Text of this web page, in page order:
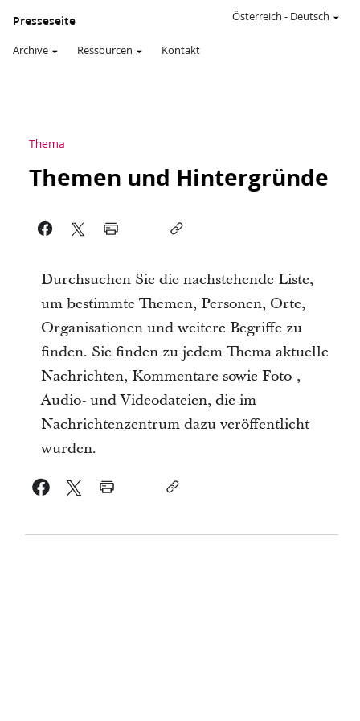
Presseseite
Archive Ressourcen Kontakt
Österreich - Deutsch
Thema
Themen und Hintergründe
Durchsuchen Sie die nachstehende Liste,
um bestimmte Themen, Personen, Orte,
Organisationen und weitere Begriffe zu
finden. Sie finden zu jedem Thema aktuelle
Nachrichten, Kommentare sowie Foto-,
Audio- und Videodateien, die im
Nachrichtenzentrum dazu veröffentlicht
wurden.